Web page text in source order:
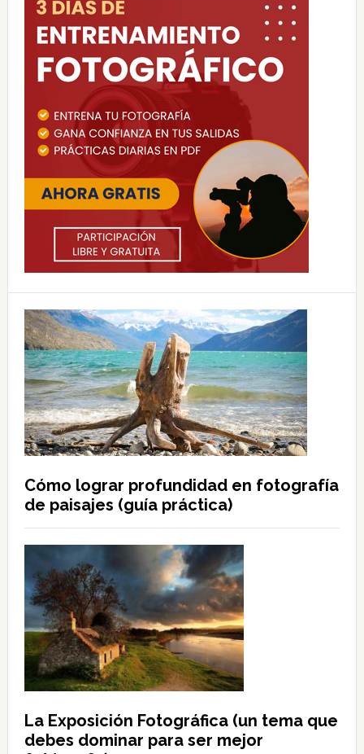
Cómo lograr profundidad en fotografía
de paisajes (guía práctica)
La Exposición Fotográfica (un tema que
debes dominar para ser mejor